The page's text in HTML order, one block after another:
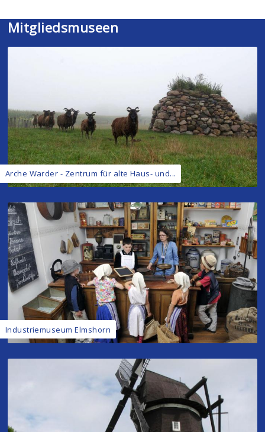
Mitgliedsmuseen
Arche Warder - Zentrum für alte Haus- und...
Industriemuseum Elmshorn